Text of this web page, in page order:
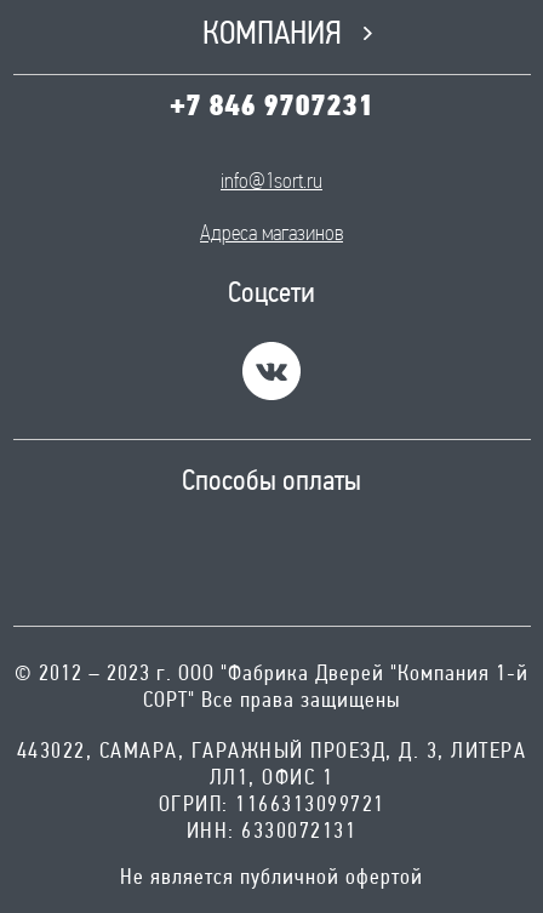
КОМПАНИЯ
+7 846 9707231
info@1sort.ru
Адреса магазинов
Соцсети
Способы оплаты
© 2012 – 2023 г. ООО "Фабрика Дверей "Компания 1-й
СОРТ" Все права защищены
443022, САМАРА, ГАРАЖНЫЙ ПРОЕЗД, Д. 3, ЛИТЕРА
ЛЛ1, ОФИС 1
ОГРИП: 1166313099721
ИНН: 6330072131
Не является публичной офертой